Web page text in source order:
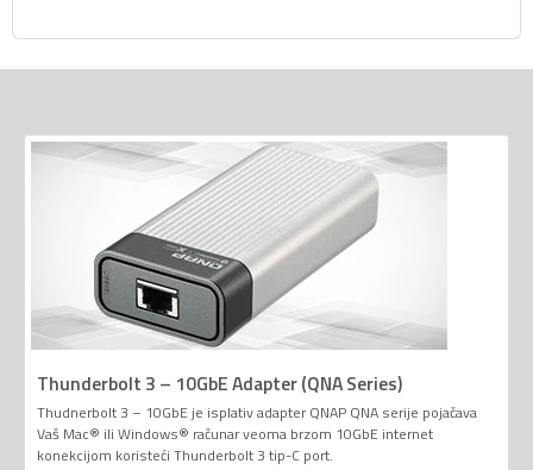
Thunderbolt 3 – 10GbE Adapter (QNA Series)
Thudnerbolt 3 – 10GbE je isplativ adapter QNAP QNA serije pojačava
Vaš Mac® ili Windows® računar veoma brzom 10GbE internet
konekcijom koristeći Thunderbolt 3 tip-C port.